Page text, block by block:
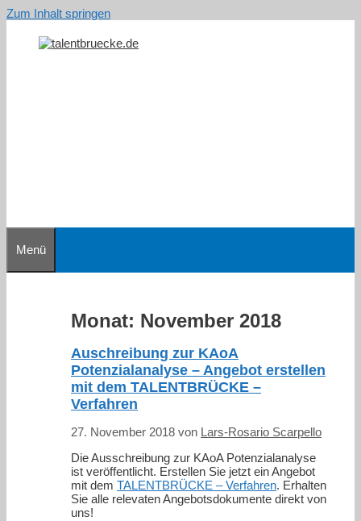
Zum Inhalt springen
Menü
Monat: November 2018
Auschreibung zur KAoA
Potenzialanalyse – Angebot erstellen
mit dem TALENTBRÜCKE –
Verfahren
27. November 2018 von Lars-Rosario Scarpello
Die Ausschreibung zur KAoA Potenzialanalyse
ist veröffentlicht. Erstellen Sie jetzt ein Angebot
mit dem TALENTBRÜCKE – Verfahren. Erhalten
Sie alle relevaten Angebotsdokumente direkt von
uns!